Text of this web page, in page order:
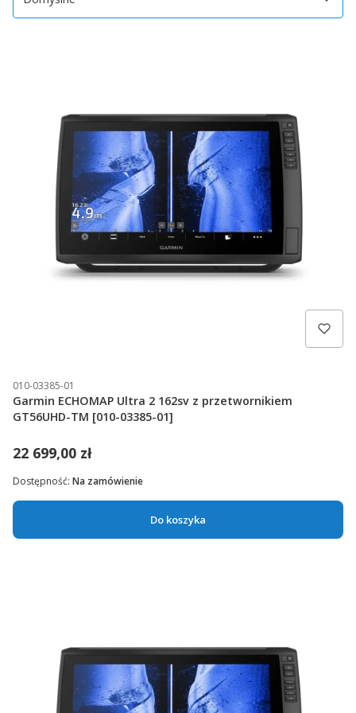
010-03385-01
Garmin ECHOMAP Ultra 2 162sv z przetwornikiem
GT56UHD-TM [010-03385-01]
22 699,00 zł
Do koszyka
Dostępność: Na zamówienie